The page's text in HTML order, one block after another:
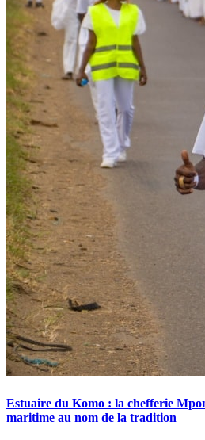
Estuaire du Komo : la chefferie
maritime au nom de la tradition